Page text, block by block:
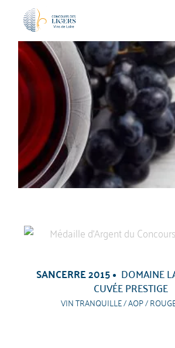
SANCERRE 2015 DOMAINE
CUVÉE PRESTIGE
VIN TRANQUILLE / AOP /